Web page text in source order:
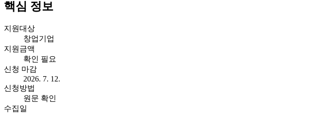
핵심 정보
지원대상
창업기업
지원금액
확인 필요
신청 마감
2026. 7. 12.
신청방법
원문 확인
수집일